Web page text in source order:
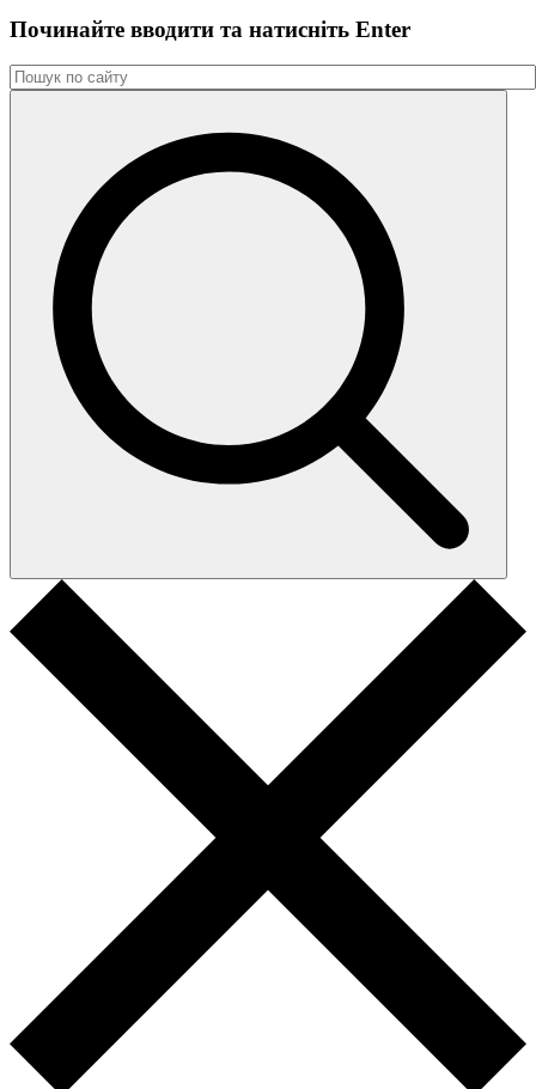
Починайте вводити та натиснiть Enter